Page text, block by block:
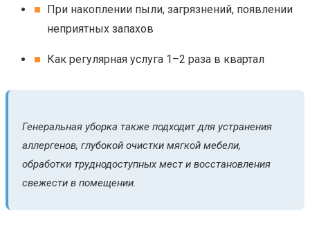
При накоплении пыли, загрязнений, появлении
неприятных запахов
Как регулярная услуга 1–2 раза в квартал
Генеральная уборка также подходит для устранения
аллергенов, глубокой очистки мягкой мебели,
обработки труднодоступных мест и восстановления
свежести в помещении.